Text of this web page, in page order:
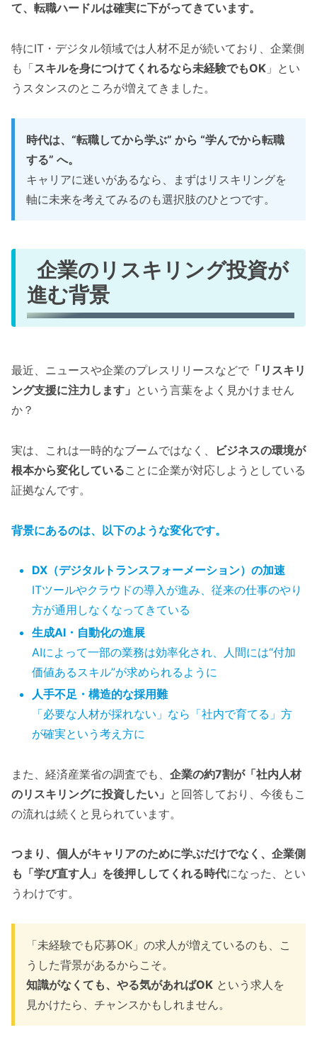
て、転職ハードルは確実に下がってきています。
特にIT・デジタル領域では人材不足が続いており、企業側
も「スキルを身につけてくれるなら未経験でもOK 」とい
うスタンスのところが増えてきました。
時代は、“転職してから学ぶ” から “学んでから転職
する” へ。
キャリアに迷いがあるなら、まずはリスキリングを
軸に未来を考えてみるのも選択肢のひとつです。
企業のリスキリング投資が
進む背景
最近、ニュースや企業のプレスリリースなどで 「リスキリ
ング支援に注力します」 という言葉をよく見かけません
か？
実は、これは一時的なブームではなく、
ビジネスの環境が
根本から変化していることに企業が対応しようとしている
証拠なんです。
背景にあるのは、以下のような変化です。
DX（デジタルトランスフォーメーション）の加速
ITツールやクラウドの導入が進み、従来の仕事のやり
方が通用しなくなってきている
生成AI・自動化の進展
AIによって一部の業務は効率化され、人間には“付加
価値あるスキル”が求められるように
人手不足・構造的な採用難
「必要な人材が採れない」なら「社内で育てる」方
が確実という考え方に
また、経済産業省の調査でも、 企業の約7割が「社内人材
のリスキリングに投資したい」 と回答しており、今後もこ
の流れは続くと見られています。
つまり、個人がキャリアのために学ぶだけでなく、企業側
も「学び直す人」を後押ししてくれる時代になった、とい
うわけです。
「未経験でも応募OK」の求人が増えているのも、こ
うした背景があるからこそ。
知識がなくても、やる気があればOK という求人を
見かけたら、チャンスかもしれません。